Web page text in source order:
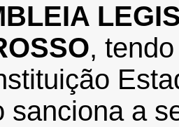
,
sanciona a